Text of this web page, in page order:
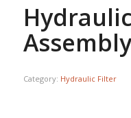
Assembly
Category: Hydraulic Filter